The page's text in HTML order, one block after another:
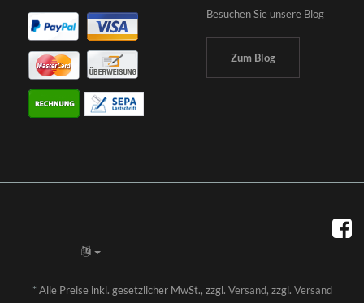
Besuchen Sie unsere Blog
Zum Blog
*Alle Preise inkl. gesetzlicher MwSt., zzgl. Versand, zzgl. Versand